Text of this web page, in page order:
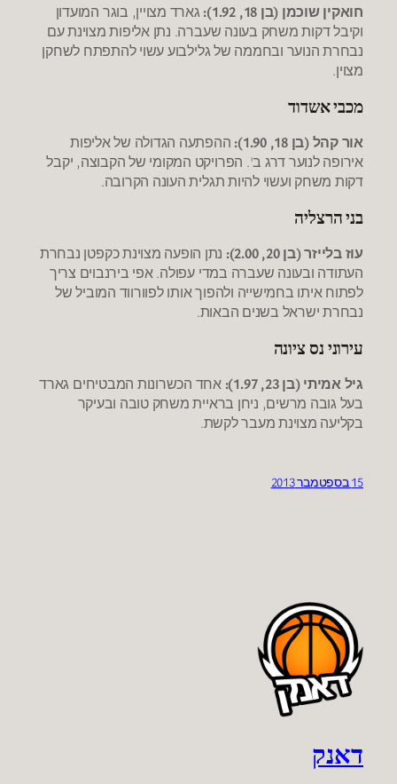
חואקין שוכמן (בן 18, 1.92):
גארד מצויין, בוגר המועדון
וקיבל דקות משחק בעונה שעברה. נתן אליפות מצוינת עם
נבחרת הנוער ובחממה של גלילבוע עשוי להתפתח לשחקן
מצוין.
מכבי אשדוד
אור קהל (בן 18, 1.90):
ההפתעה הגדולה של אליפות
אירופה לנוער דרג ב'. הפרויקט המקומי של הקבוצה, יקבל
דקות משחק ועשוי להיות תגלית העונה הקרובה.
בני הרצליה
עוז בלייזר (בן 20, 2.00):
נתן הופעה מצוינת כקפטן נבחרת
העתודה ובעונה שעברה במדי עפולה. אפי בירנבוים צריך
לפתוח איתו בחמישייה ולהפוך אותו לפוורווד המוביל של
נבחרת ישראל בשנים הבאות.
עירוני נס ציונה
גיל אמיתי (בן 23, 1.97):
אחד הכשרונות המבטיחים גארד
בעל גובה מרשים, ניחן בראיית משחק טובה ובעיקר
בקליעה מצוינת מעבר לקשת.
15 בספטמבר 2013
דאנק